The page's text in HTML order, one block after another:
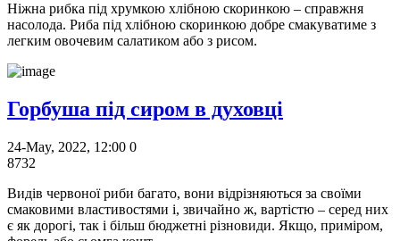
Ніжна рибка під хрумкою хлібною скоринкою – справжня
насолода. Риба під хлібною скоринкою добре смакуватиме з
легким овочевим салатиком або з рисом.
Горбуша під сиром в духовці
24-May, 2022, 12:00 0
8732
Видів червоної риби багато, вони відрізняються за своїми
смаковими властивостями і, звичайно ж, вартістю – серед них
є як дорогі, так і більш бюджетні різновиди. Якщо, приміром,